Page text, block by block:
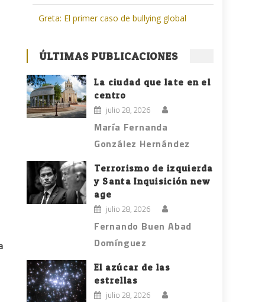
Greta: El primer caso de bullying global
ÚLTIMAS PUBLICACIONES
La ciudad que late en el
centro
julio 28, 2026
María Fernanda
González Hernández
Terrorismo de izquierda
y Santa Inquisición new
age
julio 28, 2026
Fernando Buen Abad
Domínguez
El azúcar de las
estrellas
julio 28, 2026